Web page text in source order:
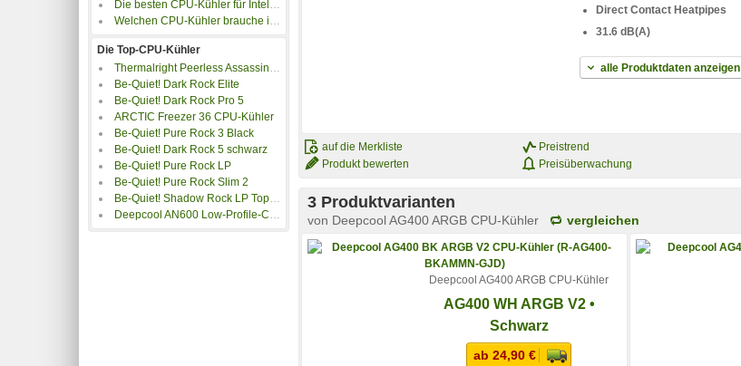
Die besten CPU-Kühler für Intel Sockel 1851
Welchen CPU-Kühler brauche ich?
Die Top-CPU-Kühler
Thermalright Peerless Assassin 120 SE
Be-Quiet! Dark Rock Elite
Be-Quiet! Dark Rock Pro 5
ARCTIC Freezer 36 CPU-Kühler
Be-Quiet! Pure Rock 3 Black
Be-Quiet! Dark Rock 5 schwarz
Be-Quiet! Pure Rock LP
Be-Quiet! Pure Rock Slim 2
Be-Quiet! Shadow Rock LP TopFlow
Deepcool AN600 Low-Profile-CPU-Kühler
Direct Contact Heatpipes
31.6 dB(A)
alle Produktdaten anzeigen
auf die Merkliste
Produkt bewerten
Preistrend
Preisüberwachung
3 Produktvarianten
von Deepcool AG400 ARGB CPU-Kühler vergleichen
Deepcool AG400 ARGB CPU-Kühler
AG400 WH ARGB V2 •
Schwarz
ab 24,90 €